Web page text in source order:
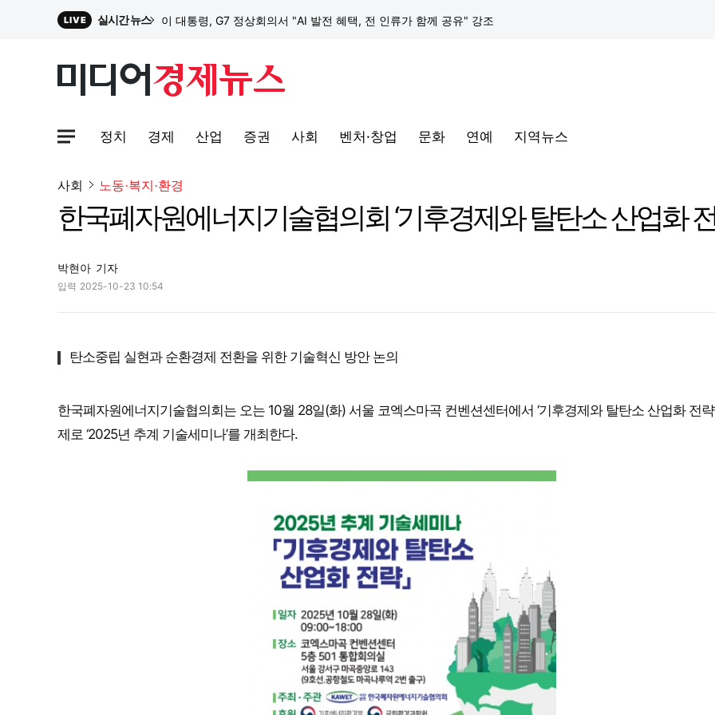
LIVE 실시간 뉴스 이 대통령, G7 정상회의서 "AI 발전 혜택, 전 인류가 함께 공유" 강조
원파디, 롯데백화점 잠실점에서 팝업스토어 오픈
대한전선, 1463억 ‘500kV HVDC 동해안-동서울’ 수주… 시장 확대 본격화
이 대통령, G7 정상회의서 "AI 발전 혜택, 전 인류가 함께 공유" 강조
사이트맵메뉴 열기
정치 경제 산업 증권 사회 벤처·창업 문화 연예 지역뉴스
사회 노동·복지·환경
한국폐자원에너지기술협의회 ‘기후경제와 탈탄소 산업화
박현아 기자
입력 2025-10-23 10:54
탄소중립 실현과 순환경제 전환을 위한 기술혁신 방안 논의
한국폐자원에너지기술협의회는 오는 10월 28일(화) 서울 코엑스마곡 컨벤션센터에서 ‘기후경제와 탈탄소 산업화 전략
제로 ‘2025년 추계 기술세미나’를 개최한다.